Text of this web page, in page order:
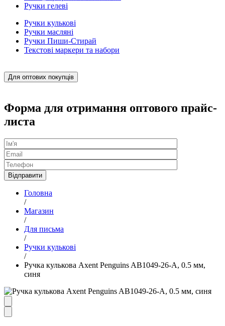
Ручки гелеві
Ручки кулькові
Ручки масляні
Ручки Пиши-Стирай
Текстові маркери та набори
Для оптових покупців
Форма для отримання оптового прайс-
листа
Головна
/
Магазин
/
Для письма
/
Ручки кулькові
/
Ручка кулькова Axent Penguins AB1049-26-A, 0.5 мм,
синя